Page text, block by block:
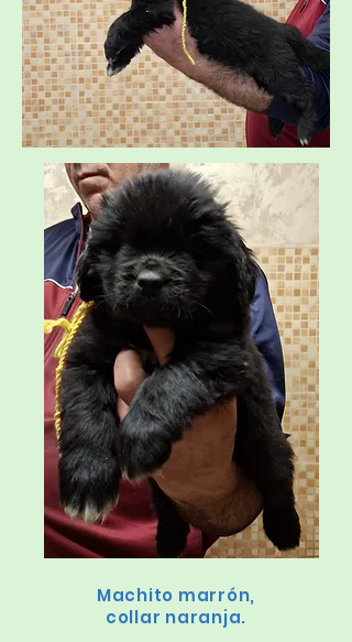
Machito marrón,
collar naranja.